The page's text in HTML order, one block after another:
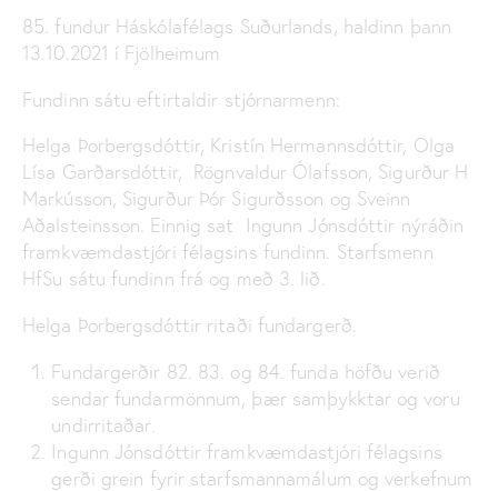
85. fundur Háskólafélags Suðurlands, haldinn þann
13.10.2021 í Fjölheimum
Fundinn sátu eftirtaldir stjórnarmenn:
Helga Þorbergsdóttir, Kristín Hermannsdóttir, Olga
Lísa Garðarsdóttir, Rögnvaldur Ólafsson, Sigurður H
Markússon, Sigurður Þór Sigurðsson og Sveinn
Aðalsteinsson. Einnig sat Ingunn Jónsdóttir nýráðin
framkvæmdastjóri félagsins fundinn. Starfsmenn
HfSu sátu fundinn frá og með 3. lið.
Helga Þorbergsdóttir ritaði fundargerð.
Fundargerðir 82. 83. og 84. funda höfðu verið
sendar fundarmönnum, þær samþykktar og voru
undirritaðar.
Ingunn Jónsdóttir framkvæmdastjóri félagsins
gerði grein fyrir starfsmannamálum og verkefnum